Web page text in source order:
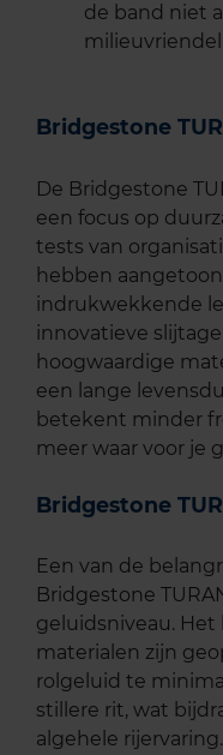
de band niet
Bridgestone
De Bridgestone
een focus op
tests van
hebben
indrukwekkende
innovatieve
hoogwaardige
een lange
betekent minder
meer waar voor je
Bridgestone
Een van de
Bridgestone
geluidsniveau.
materialen zijn
rolgeluid te
stillere rit, wat
algehele